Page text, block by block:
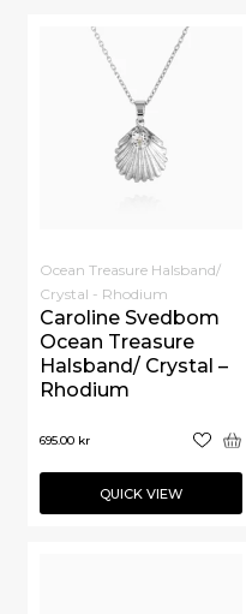
Ocean Treasure Halsband/
Crystal - Rhodium
Caroline Svedbom
Ocean Treasure
Halsband/ Crystal –
Rhodium
695.00 kr
QUICK VIEW